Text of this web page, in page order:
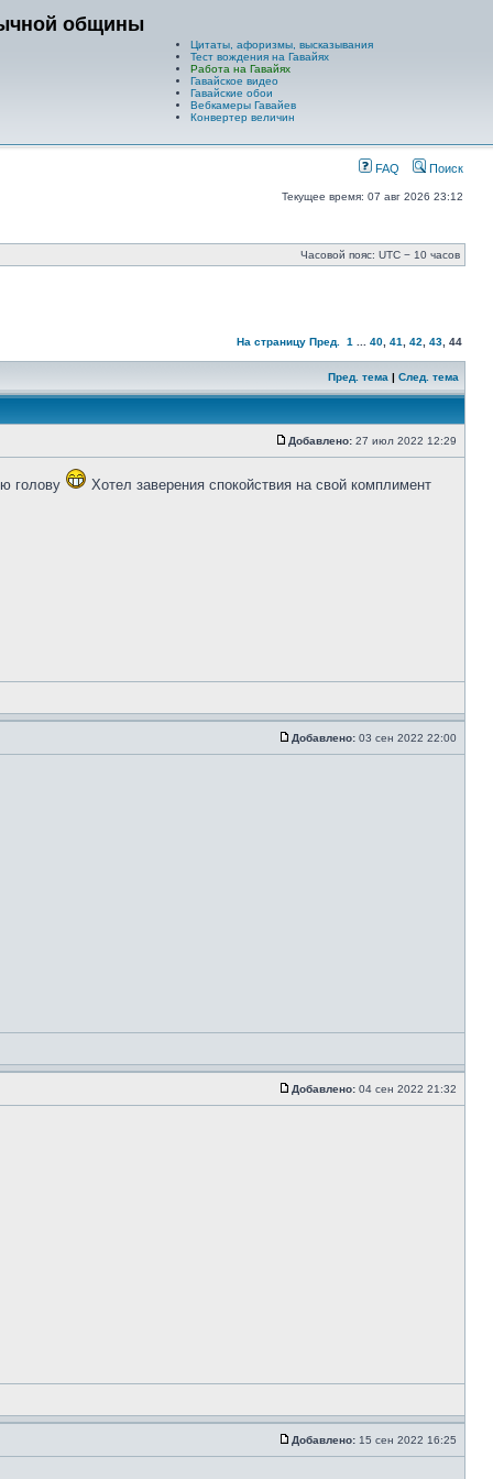
общины
Цитаты, афоризмы, высказывания
Тест вождения на Гавайях
Работа на Гавайях
Гавайское видео
Гавайские обои
Вебкамеры Гавайев
Конвертер величин
FAQ Поиск
Текущее время: 07 авг 2026 23:12
Часовой пояс: UTC − 10 часов
На страницу Пред. 1 40 41 42 43 44
Пред. тема | След. тема
Добавлено: 27 июл 2022 12:29
голову
Хотел заверения спокойствия на свой комплимент
Добавлено: 03 сен 2022 22:00
Добавлено: 04 сен 2022 21:32
Добавлено: 15 сен 2022 16:25